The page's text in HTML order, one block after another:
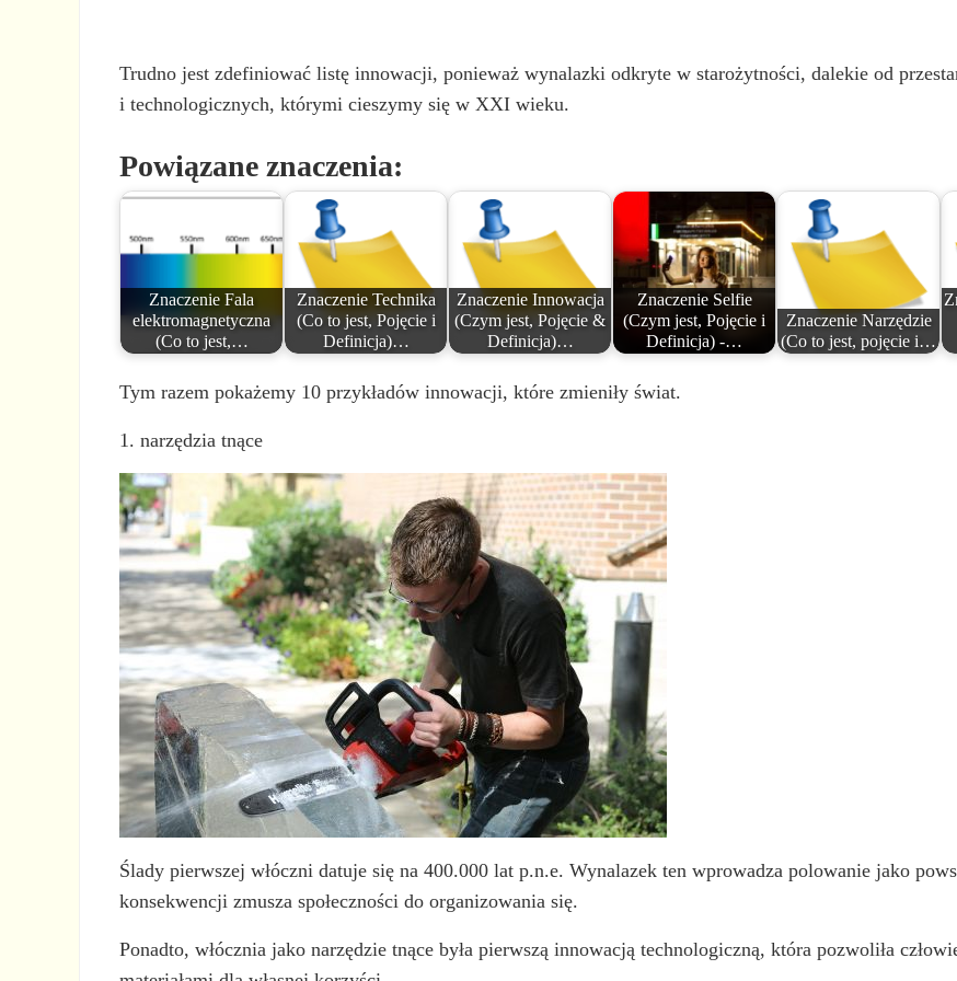
Trudno jest zdefiniować listę innowacji, ponieważ wynalazki odkryte w starożytności, dalekie od
i technologicznych, którymi cieszymy się w XXI wieku.
Powiązane znaczenia:
Znaczenie Fala
elektromagnetyczna
(Co to jest,…
Znaczenie Technika
(Co to jest, Pojęcie i
Definicja)…
Znaczenie Innowacja
(Czym jest, Pojęcie &
Definicja)…
Znaczenie Selfie
(Czym jest, Pojęcie i
Definicja) -…
Znaczenie Narzędzie
(Co to jest, pojęcie i…
Tym razem pokażemy 10 przykładów innowacji, które zmieniły świat.
1. narzędzia tnące
Ślady pierwszej włóczni datuje się na 400.000 lat p.n.e. Wynalazek ten wprowadza polowanie jako
konsekwencji zmusza społeczności do organizowania się.
Ponadto, włócznia jako narzędzie tnące była pierwszą innowacją technologiczną, która pozwoliła